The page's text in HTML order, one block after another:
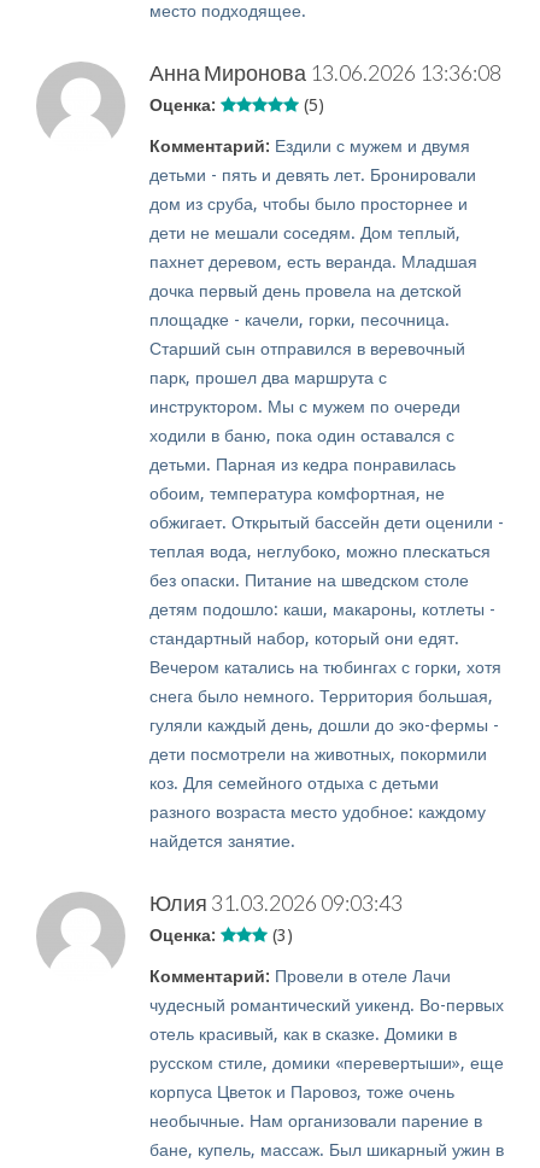
место подходящее.
Анна Миронова 13.06.2026 13:36:08
Оценка: (5)
Комментарий: Ездили с мужем и двумя
детьми - пять и девять лет. Бронировали
дом из сруба, чтобы было просторнее и
дети не мешали соседям. Дом теплый,
пахнет деревом, есть веранда. Младшая
дочка первый день провела на детской
площадке - качели, горки, песочница.
Старший сын отправился в веревочный
парк, прошел два маршрута с
инструктором. Мы с мужем по очереди
ходили в баню, пока один оставался с
детьми. Парная из кедра понравилась
обоим, температура комфортная, не
обжигает. Открытый бассейн дети оценили -
теплая вода, неглубоко, можно плескаться
без опаски. Питание на шведском столе
детям подошло: каши, макароны, котлеты -
стандартный набор, который они едят.
Вечером катались на тюбингах с горки, хотя
снега было немного. Территория большая,
гуляли каждый день, дошли до эко-фермы -
дети посмотрели на животных, покормили
коз. Для семейного отдыха с детьми
разного возраста место удобное: каждому
найдется занятие.
Юлия 31.03.2026 09:03:43
Оценка: (3)
Комментарий: Провели в отеле Лачи
чудесный романтический уикенд. Во-первых
отель красивый, как в сказке. Домики в
русском стиле, домики «перевертыши», еще
корпуса Цветок и Паровоз, тоже очень
необычные. Нам организовали парение в
бане, купель, массаж. Был шикарный ужин в